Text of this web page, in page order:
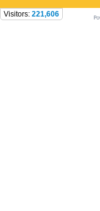
Visitors: 221,606